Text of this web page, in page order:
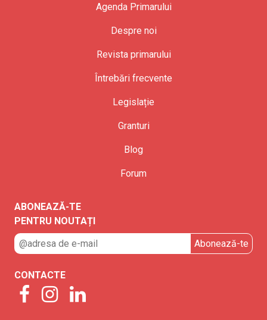
Agenda Primarului
Despre noi
Revista primarului
Întrebări frecvente
Legislație
Granturi
Blog
Forum
ABONEAZĂ-TE
PENTRU NOUTAȚI
CONTACTE